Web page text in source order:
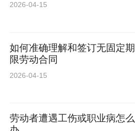
2026-04-15
如何准确理解和签订无固定期
限劳动合同
2026-04-15
劳动者遭遇工伤或职业病怎么